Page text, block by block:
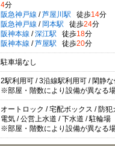
4分
阪急神戸線 / 芦屋川駅 徒歩14分
阪急神戸線 / 岡本駅 徒歩24分
阪神本線 / 深江駅 徒歩18分
阪神本線 / 芦屋駅 徒歩20分
駐車場なし
2駅利用可 / 3沿線駅利用可 / 閑静
※部屋・階数により設備が異なる
オートロック / 宅配ボックス / 防犯
電気 / 公営上水道 / 下水道 / 駐輪場
※部屋・階数により設備が異なる